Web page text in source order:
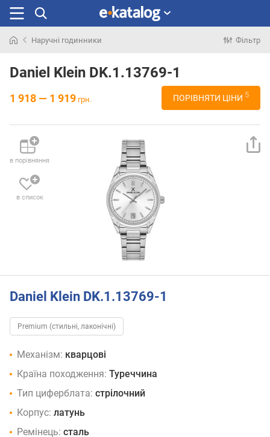
раніше
Наручні годинники Фільтр
Daniel Klein DK.1.13769-1
1 918 — 1 919 грн. ПОРІВНЯТИ ЦІНИ 5
в порівняння
в список
Daniel Klein DK.1.13769-1
Premium (стильні, лаконічні)
Механізм: кварцові
Країна походження: Туреччина
Тип циферблата: стрілочний
Корпус: латунь
Ремінець: сталь